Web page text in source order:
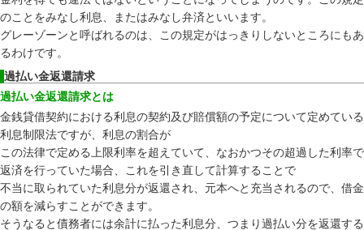
のことをみなし利息、またはみなし弁済といいます。
グレーゾーンと呼ばれるのは、この規定がはっきりしないところにもあ
るわけです。
過払い金返還請求
過払い金返還請求とは
金銭貸借契約における利息の契約及び賠償額の予定について定めている
利息制限法ですが、利息の割合が
この法律で定める上限利率を超えていて、なおかつその超過した利率で
返済を行っていた場合、これを引き直して計算することで
不当に取られていた利息分が返還され、元本へと充当されるので、借金
の額を減らすことができます。
そうなると債務者には余計に払った利息分、つまり過払い分を返還する